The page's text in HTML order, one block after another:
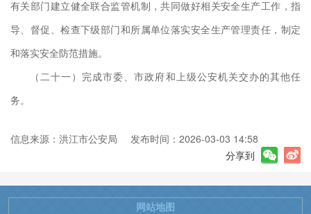
有关部门建立健全联合监管机制，共同做好相关安全生产工作，指
导、督促、检查下级部门和所属单位落实安全生产管理责任，制定
和落实安全防范措施。
（二十一）完成市委、市政府和上级公安机关交办的其他任
务。
信息来源：洪江市公安局
发布时间：2026-03-03 14:58
分享到
网站地图